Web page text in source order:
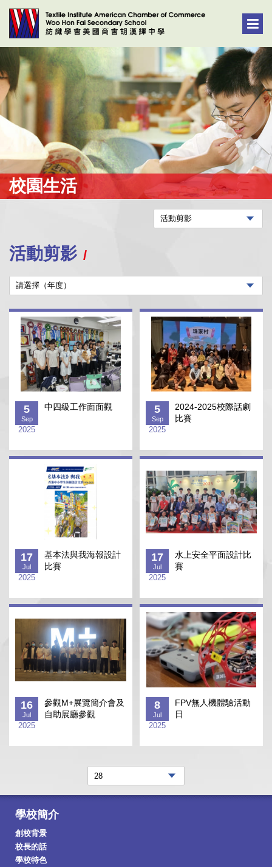
校園生活
活動剪影
5
Sep
2025
中四級工作面面觀 5
Sep
2025
2024-2025校際話劇
比賽
17
Jul
2025
基本法與我海報設計
比賽
17
Jul
2025
水上安全平面設計比
賽
16
Jul
2025
參觀M+展覽簡介會及
自助展廳參觀
8
Jul
2025
FPV無人機體驗活動
日
學校簡介
創校背景
校長的話
學校特色